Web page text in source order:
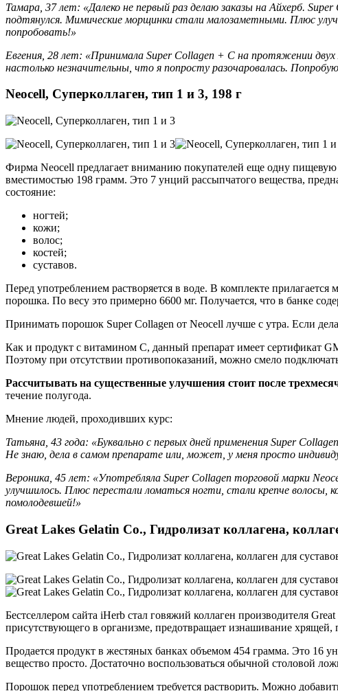
Тамара, 37 лет: «Далеко не первый раз делаю заказы на Aйхерб.
подтянулся. Мимические морщинки стали малозаметными. Плюс
попробовать!»
Евгения, 28 лет: «Принимала Super Collagen + C на протяжении
настолько незначительны, что я попросту разочаровалась.
Neocell, Суперколлаген, тип 1 и 3, 198 г
Фирма Neocell предлагает вниманию покупателей еще одну пищевую
вместимостью 198 грамм. Это 7 унций рассыпчатого вещества,
состояние:
ногтей;
кожи;
волос;
костей;
суставов.
Перед употреблением растворяется в воде. В комплекте
порошка. По весу это примерно 6600 мг. Получается, что в банке
Принимать порошок Super Collagen от Neocell лучше с утра. Если
Как и продукт с витамином С, данный препарат имеет сертификат
Поэтому при отсутствии противопоказаний, можно смело
Рассчитывать на существенные улучшения стоит после
течение полугода.
Мнение людей, проходивших курс:
Татьяна, 43 года: «Буквально с первых дней применения Super
Не знаю, дела в самом препарате или, может, у меня просто
Вероника, 45 лет: «Употребляла Super Collagen торговой марки
улучшилось. Плюс перестали ломаться ногти, стали крепче волосы,
помолодевшей!»
Great Lakes Gelatin Co., Гидролизат коллагена,
Бестселлером сайта iHerb стал говяжий коллаген производителя
присутствующего в организме, предотвращает изнашивание хрящей,
Продается продукт в жестяных банках объемом 454 грамма. Это 16
вещество просто. Достаточно воспользоваться обычной столовой
Порошок перед употреблением требуется растворить. Можно